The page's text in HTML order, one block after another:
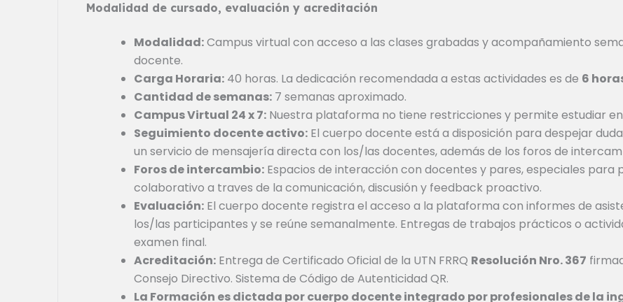
Modalidad de cursado, evaluación y acreditación
Modalidad:Campus virtual con acceso a las clases grabadas y acompañamiento
docente.
Carga Horaria: 40 horas. La dedicación recomendada a estas actividades es de 6
Cantidad de semanas: 7 semanas aproximado.
Campus Virtual 24 x 7: Nuestra plataforma no tiene restricciones y permite estudiar
Seguimiento docente activo: El cuerpo docente está a disposición para despejar
un servicio de mensajería directa con los/las docentes, además de los foros de
Foros de intercambio: Espacios de interacción con docentes y pares, especiales para
colaborativo a traves de la comunicación, discusión y feedback proactivo.
Evaluación: El cuerpo docente registra el acceso a la plataforma con informes de
los/las participantes y se reúne semanalmente. Entregas de trabajos prácticos o
examen final.
Acreditación: Entrega de Certificado Oficial de la UTN FRRQ Resolución Nro. 367
Consejo Directivo. Sistema de Código de Autenticidad QR.
La Formación es dictada por cuerpo docente integrado por profesionales de la